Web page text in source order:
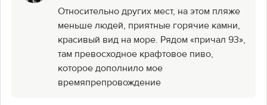
Относительно других мест, на этом пляже
меньше людей, приятные горячие камни,
красивый вид на море. Рядом «причал 93»,
там превосходное крафтовое пиво,
которое дополнило мое
времяпрепровождение